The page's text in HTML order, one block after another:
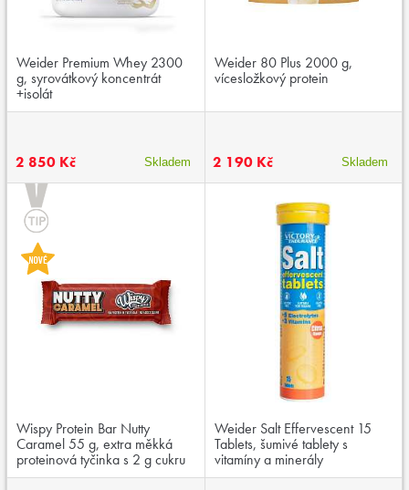
Weider Premium Whey 2300
g, syrovátkový koncentrát
+isolát
2 850 Kč Skladem
Weider 80 Plus 2000 g,
vícesložkový protein
2 190 Kč Skladem
Wispy Protein Bar Nutty
Caramel 55 g, extra měkká
proteinová tyčinka s 2 g cukru
Weider Salt Effervescent 15
Tablets, šumivé tablety s
vitamíny a minerály